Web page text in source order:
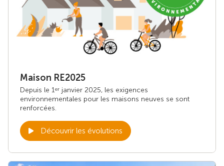
Maison RE2025
Depuis le 1er janvier 2025, les exigences
environnementales pour les maisons neuves se sont
renforcées.
Découvrir les évolutions